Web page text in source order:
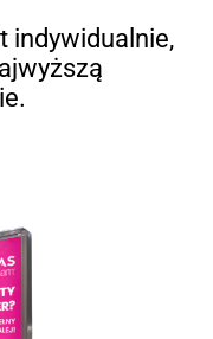
indywidualnie,